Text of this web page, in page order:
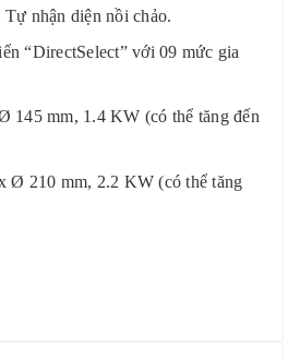
nhận diện nồi chảo.
“DirectSelect” với 09 mức gia
145 mm, 1.4 KW (có thể tăng đến
Ø 210 mm, 2.2 KW (có thể tăng